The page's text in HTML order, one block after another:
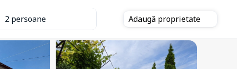
2 persoane Adaugă proprietate